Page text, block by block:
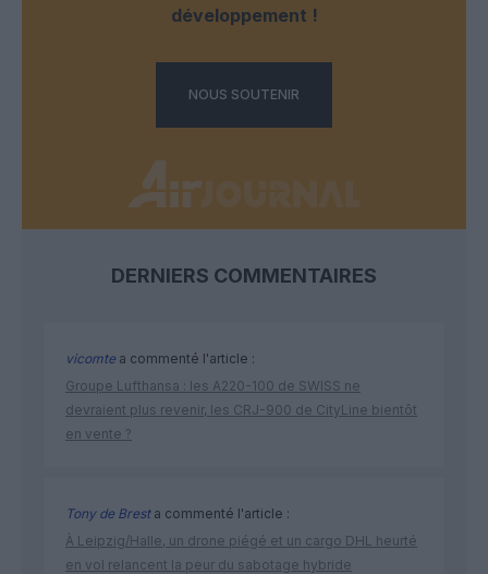
développement !
NOUS SOUTENIR
DERNIERS COMMENTAIRES
vicomtea commenté l'article :
Groupe Lufthansa : les A220-100 de SWISS ne
devraient plus revenir, les CRJ-900 de CityLine bientôt
en vente ?
Tony de Bresta commenté l'article :
À Leipzig/Halle, un drone piégé et un cargo DHL heurté
en vol relancent la peur du sabotage hybride